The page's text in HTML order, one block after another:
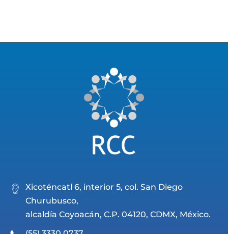
Xicoténcatl 6, interior 5, col. San Diego
Churubusco,
alcaldía Coyoacán, C.P. 04120, CDMX, México.